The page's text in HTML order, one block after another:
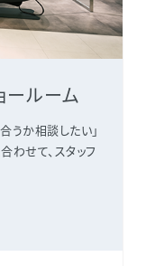
ールーム
うか相談したい」
わせて、スタッフ